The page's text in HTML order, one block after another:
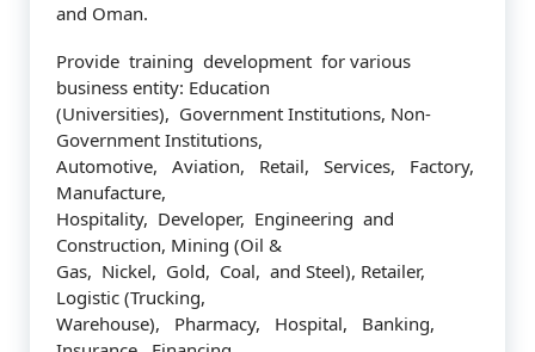
and Oman.
Provide training development for various
business entity: Education
(Universities), Government Institutions, Non-
Government Institutions,
Automotive, Aviation, Retail, Services, Factory,
Manufacture,
Hospitality, Developer, Engineering and
Construction, Mining (Oil &
Gas, Nickel, Gold, Coal, and Steel), Retailer,
Logistic (Trucking,
Warehouse), Pharmacy, Hospital, Banking,